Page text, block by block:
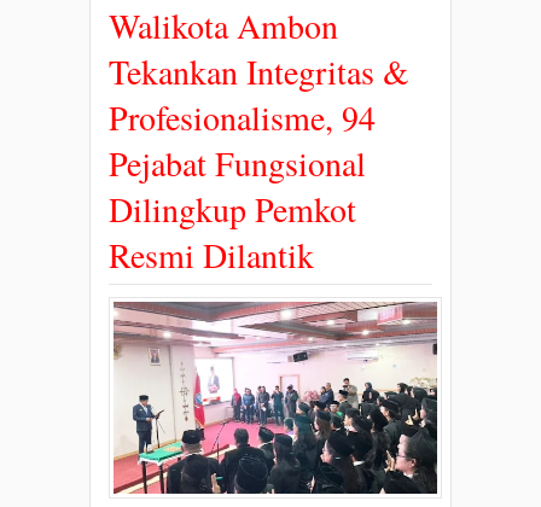
Walikota Ambon
Tekankan Integritas &
Profesionalisme, 94
Pejabat Fungsional
Dilingkup Pemkot
Resmi Dilantik